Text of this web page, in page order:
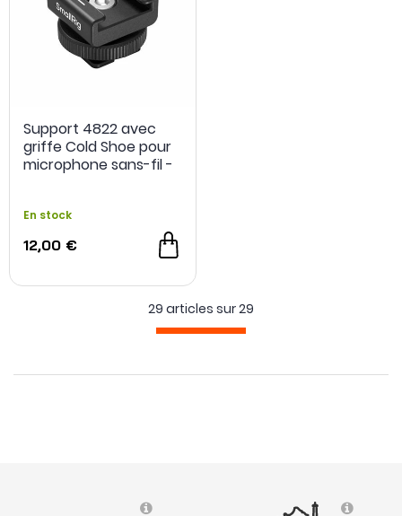
Support 4822 avec
griffe Cold Shoe pour
microphone sans-fil -
En stock
12,00 €
29 articles sur29